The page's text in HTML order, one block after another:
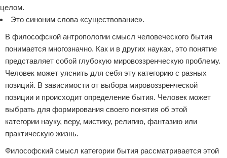
целом.
Это синоним слова «существование».
В философской антропологии смысл человеческого бытия
понимается многозначно. Как и в других науках, это понятие
представляет собой глубокую мировоззренческую проблему.
Человек может уяснить для себя эту категорию с разных
позиций. В зависимости от выбора мировоззренческой
позиции и происходит определение бытия. Человек может
выбрать для формирования своего понятия об этой
категории науку, веру, мистику, религию, фантазию или
практическую жизнь.
Философский смысл категории бытия рассматривается этой